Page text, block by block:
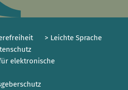
> Leichte Sprache
elektronische